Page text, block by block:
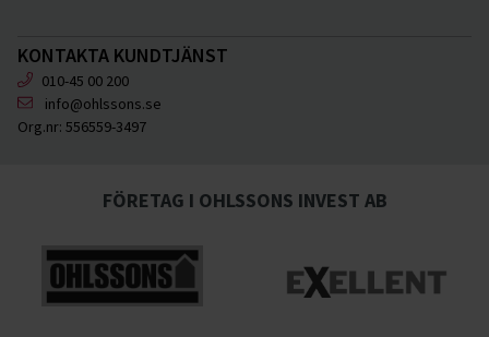
KONTAKTA KUNDTJÄNST
010-45 00 200
info@ohlssons.se
Org.nr: 556559-3497
FÖRETAG I OHLSSONS INVEST AB